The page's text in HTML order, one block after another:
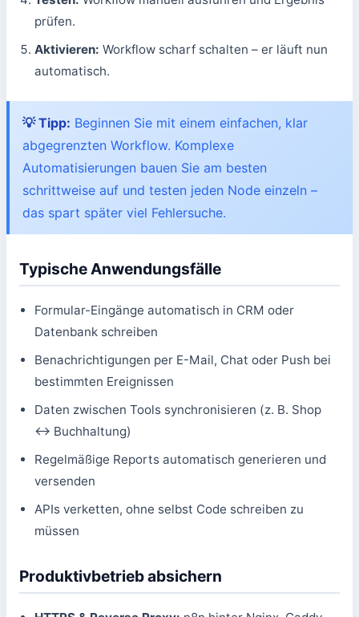
prüfen.
Aktivieren: Workflow scharf schalten – er läuft nun
automatisch.
💡 Tipp: Beginnen Sie mit einem einfachen, klar
abgegrenzten Workflow. Komplexe
Automatisierungen bauen Sie am besten
schrittweise auf und testen jeden Node einzeln –
das spart später viel Fehlersuche.
Typische Anwendungsfälle
Formular-Eingänge automatisch in CRM oder
Datenbank schreiben
Benachrichtigungen per E-Mail, Chat oder Push bei
bestimmten Ereignissen
Daten zwischen Tools synchronisieren (z. B. Shop
↔ Buchhaltung)
Regelmäßige Reports automatisch generieren und
versenden
APIs verketten, ohne selbst Code schreiben zu
müssen
Produktivbetrieb absichern